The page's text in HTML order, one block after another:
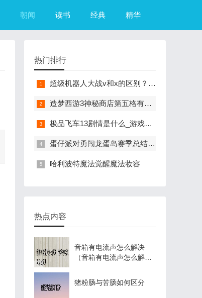
朝闻 读书 经典 精华
热门排行
超级机器人大战v和x的区别？（超级机器人大战R）
造梦西游3神秘商店第五格有什么？（造梦西游3摇光石）
极品飞车13剧情是什么_游戏？（极品飞车13中文版）
蛋仔派对勇闯龙蛋岛赛季总结来咯
哈利波特魔法觉醒魔法妆容
热点内容
音箱有电流声怎么解决
（音箱有电流声怎么解
猪粉肠与苦肠如何区分